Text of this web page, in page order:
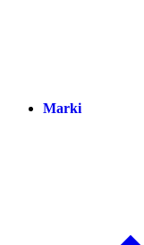
Marki